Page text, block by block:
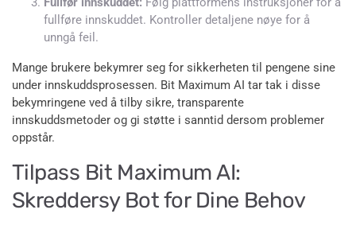
fullføre innskuddet. Kontroller detaljene nøye for å
unngå feil.
Mange brukere bekymrer seg for sikkerheten til pengene sine
under innskuddsprosessen. Bit Maximum AI tar tak i disse
bekymringene ved å tilby sikre, transparente
innskuddsmetoder og gi støtte i sanntid dersom problemer
oppstår.
Tilpass Bit Maximum AI:
Skreddersy Bot for Dine Behov